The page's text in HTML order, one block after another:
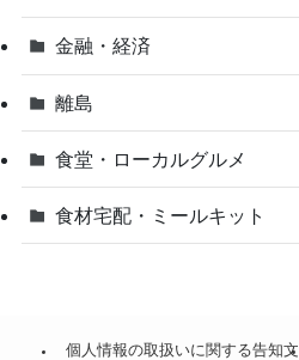
金融・経済
離島
食堂・ローカルグルメ
食材宅配・ミールキット
個人情報の取扱いに関する告知文